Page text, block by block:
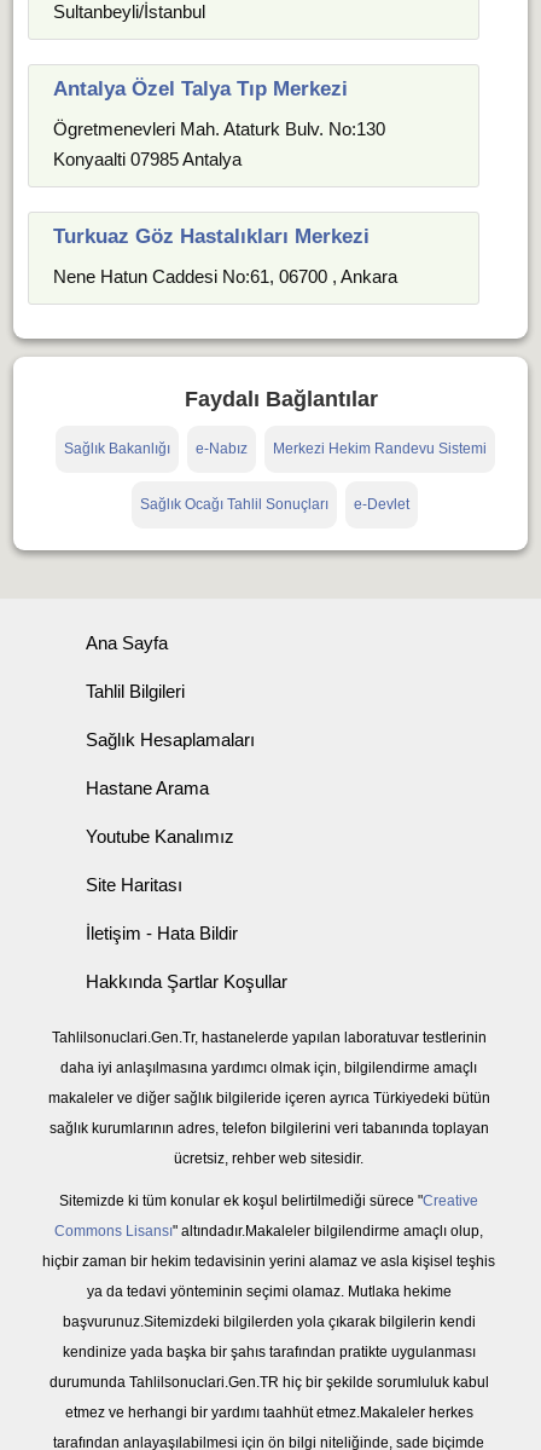
Sultanbeyli/İstanbul
Antalya Özel Talya Tıp Merkezi
Ögretmenevleri Mah. Ataturk Bulv. No:130
Konyaalti 07985 Antalya
Turkuaz Göz Hastalıkları Merkezi
Nene Hatun Caddesi No:61, 06700 , Ankara
Faydalı Bağlantılar
Sağlık Bakanlığı e-Nabız Merkezi Hekim Randevu Sistemi
Sağlık Ocağı Tahlil Sonuçları e-Devlet
Ana Sayfa
Tahlil Bilgileri
Sağlık Hesaplamaları
Hastane Arama
Youtube Kanalımız
Site Haritası
İletişim - Hata Bildir
Hakkında Şartlar Koşullar
Tahlilsonuclari.Gen.Tr, hastanelerde yapılan laboratuvar testlerinin
daha iyi anlaşılmasına yardımcı olmak için, bilgilendirme amaçlı
makaleler ve diğer sağlık bilgileride içeren ayrıca Türkiyedeki bütün
sağlık kurumlarının adres, telefon bilgilerini veri tabanında toplayan
ücretsiz, rehber web sitesidir.
Sitemizde ki tüm konular ek koşul belirtilmediği sürece "Creative
Commons Lisansı" altındadır.Makaleler bilgilendirme amaçlı olup,
hiçbir zaman bir hekim tedavisinin yerini alamaz ve asla kişisel teşhis
ya da tedavi yönteminin seçimi olamaz. Mutlaka hekime
başvurunuz.Sitemizdeki bilgilerden yola çıkarak bilgilerin kendi
kendinize yada başka bir şahıs tarafından pratikte uygulanması
durumunda Tahlilsonuclari.Gen.TR hiç bir şekilde sorumluluk kabul
etmez ve herhangi bir yardımı taahhüt etmez.Makaleler herkes
tarafından anlayaşılabilmesi için ön bilgi niteliğinde, sade biçimde